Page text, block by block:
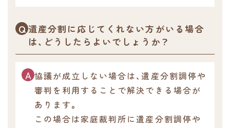
遺産分割に応じてくれない方がいる場合
は、どうしたらよいでしょうか？
協議が成立しない場合は、遺産分割調停や
審判を利用することで解決できる場合が
あります。
この場合は家庭裁判所に遺産分割調停や